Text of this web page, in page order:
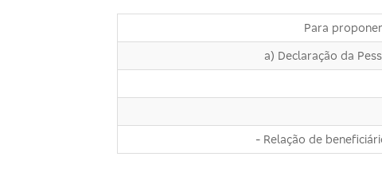
Para
a) Declaração da
- Relação de